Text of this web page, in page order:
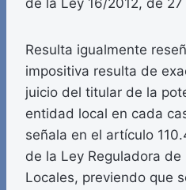
de la Ley 16/2012, de
Resulta igualmente
impositiva resulta de
juicio del titular de la
entidad local en cada
señala en el artículo
de la Ley Reguladora de
Locales, previendo que